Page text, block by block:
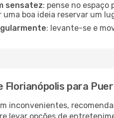
sensatez: pense no espaço
uma boa ideia reservar um
: levante-se e
Florianópolis para
inconvenientes,